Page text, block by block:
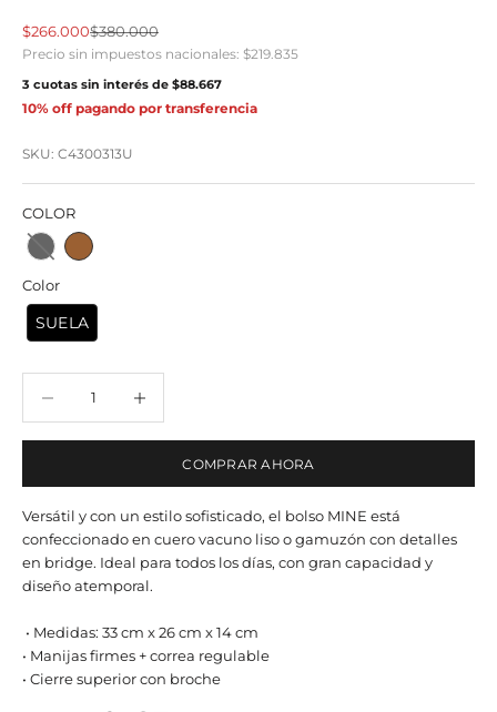
Precio de oferta
$266.000Precio normal
$380.000
Precio sin impuestos nacionales: $219.835
3 cuotas sin interés de $88.667
10% off pagando por transferencia
SKU: C4300313U
COLOR
Color
SUELA
COMPRAR AHORA
Versátil y con un estilo sofisticado, el bolso MINE está
confeccionado en cuero vacuno liso o gamuzón con detalles
en bridge. Ideal para todos los días, con gran capacidad y
diseño atemporal.
• Medidas: 33 cm x 26 cm x 14 cm
• Manijas firmes + correa regulable
• Cierre superior con broche